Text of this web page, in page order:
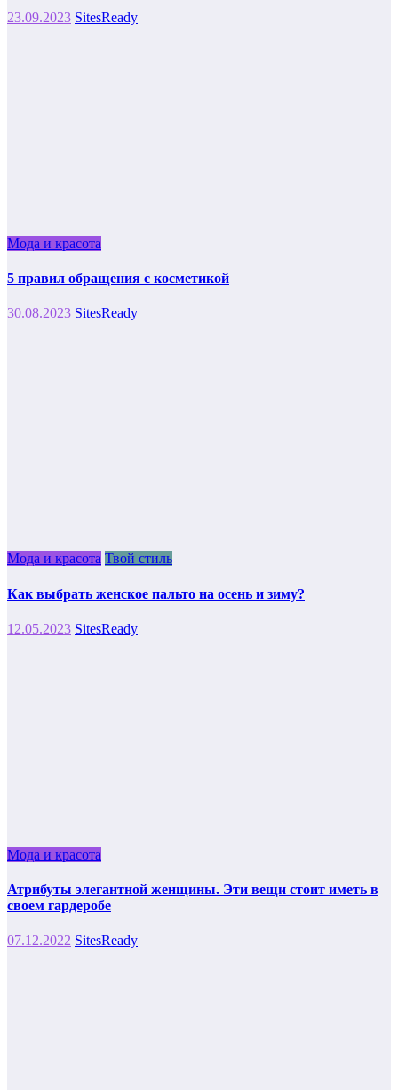
23.09.2023 SitesReady
Мода и красота
5 правил обращения с косметикой
30.08.2023 SitesReady
Мода и красота Твой стиль
Как выбрать женское пальто на осень и зиму?
12.05.2023 SitesReady
Мода и красота
Атрибуты элегантной женщины. Эти вещи стоит иметь в
своем гардеробе
07.12.2022 SitesReady